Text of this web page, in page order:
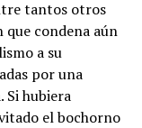
tantos otros
condena aún
a su
por una
Si hubiera
el bochorno